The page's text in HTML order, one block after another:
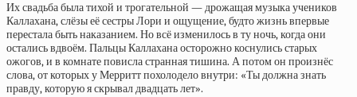
Их свадьба была тихой и трогательной — дрожащая музыка учеников
Каллахана, слёзы её сестры Лори и ощущение, будто жизнь впервые
перестала быть наказанием. Но всё изменилось в ту ночь, когда они
остались вдвоём. Пальцы Каллахана осторожно коснулись старых
ожогов, и в комнате повисла странная тишина. А потом он произнёс
слова, от которых у Мерритт похолодело внутри: «Ты должна знать
правду, которую я скрывал двадцать лет».